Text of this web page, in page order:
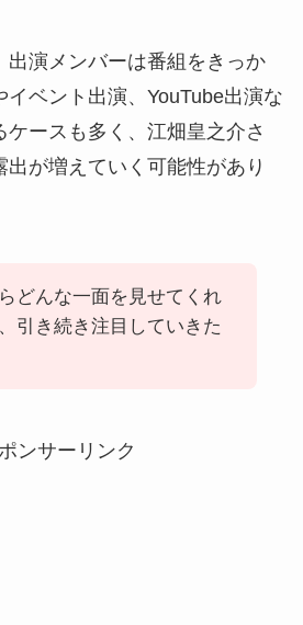
出演メンバーは番組をきっか
イベント出演、YouTube出演な
ケースも多く、江畑皇之介さ
出が増えていく可能性があり
どんな一面を見せてくれ
引き続き注目していきた
ンサーリンク